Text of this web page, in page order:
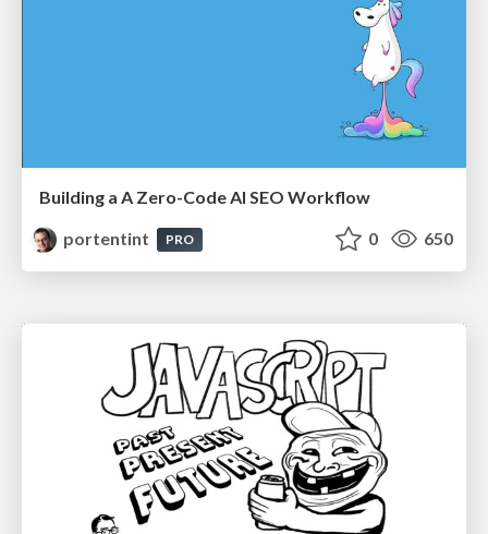
Building a A Zero-Code AI SEO Workflow
portentint
PRO 0 650